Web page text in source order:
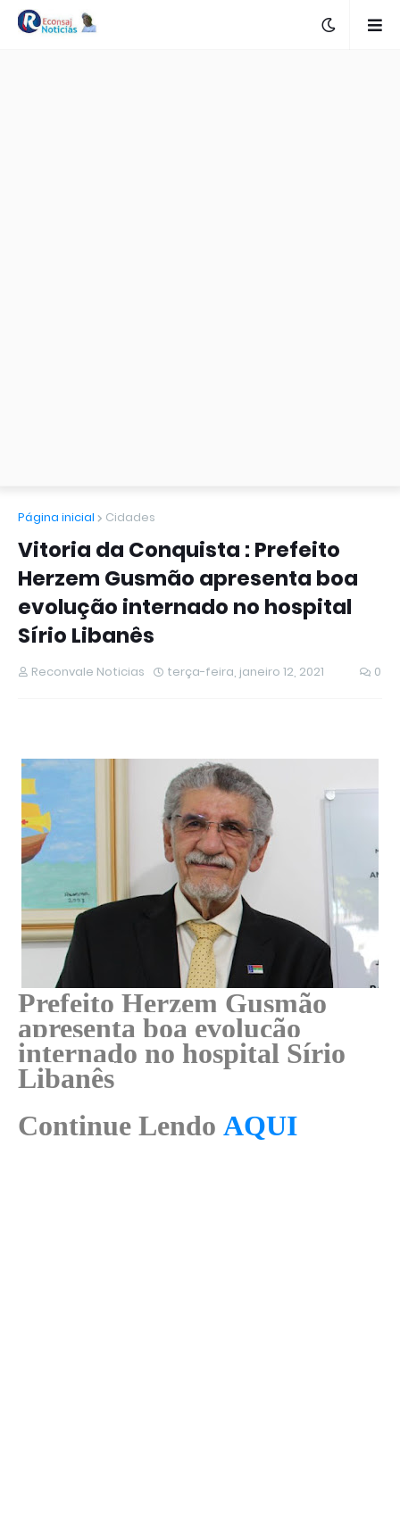
Página inicial Cidades
Vitoria da Conquista : Prefeito
Herzem Gusmão apresenta boa
evolução internado no hospital
Sírio Libanês
Reconvale Noticias terça-feira, janeiro 12, 2021 0
Prefeito Herzem Gusmão
apresenta boa evolução
internado no hospital Sírio
Libanês
Continue Lendo AQUI